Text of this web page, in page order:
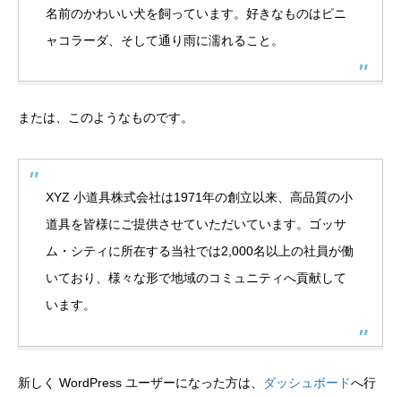
名前のかわいい犬を飼っています。好きなものはピニ
ャコラーダ、そして通り雨に濡れること。
または、このようなものです。
XYZ 小道具株式会社は1971年の創立以来、高品質の小
道具を皆様にご提供させていただいています。ゴッサ
ム・シティに所在する当社では2,000名以上の社員が働
いており、様々な形で地域のコミュニティへ貢献して
います。
新しく WordPress ユーザーになった方は、 ダッシュボードへ行